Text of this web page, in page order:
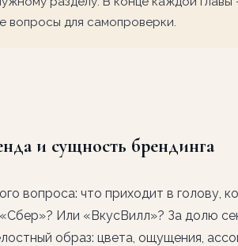
вопросы для самопроверки.
и сущность брендинга
вопроса: что приходит в голову,
Или «ВкусВилл»? За долю
образ: цвета, ощущения,